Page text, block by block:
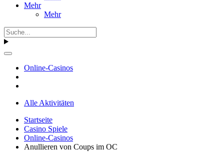
Mehr
Mehr
Online-Casinos
Alle Aktivitäten
Startseite
Casino Spiele
Online-Casinos
Anullieren von Coups im OC